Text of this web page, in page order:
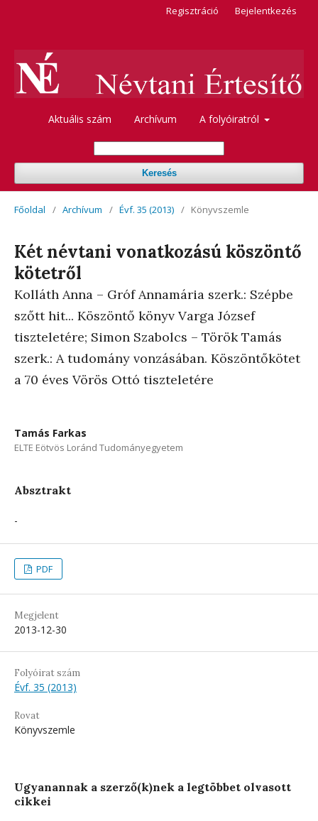
Aktuális szám Archívum A folyóiratról
Keresés
Regisztráció Bejelentkezés
Főoldal / Archívum / Évf. 35 (2013) / Könyvszemle
Két névtani vonatkozású köszöntő
kötetről
Kolláth Anna – Gróf Annamária szerk.: Szépbe
szőtt hit... Köszöntő könyv Varga József
tiszteletére; Simon Szabolcs – Török Tamás
szerk.: A tudomány vonzásában. Köszöntőkötet
a 70 éves Vörös Ottó tiszteletére
Tamás Farkas
ELTE Eötvös Loránd Tudományegyetem
Absztrakt
-
PDF
Megjelent
2013-12-30
Folyóirat szám
Évf. 35 (2013)
Rovat
Könyvszemle
Ugyanannak a szerző(k)nek a legtöbbet olvasott
cikkei